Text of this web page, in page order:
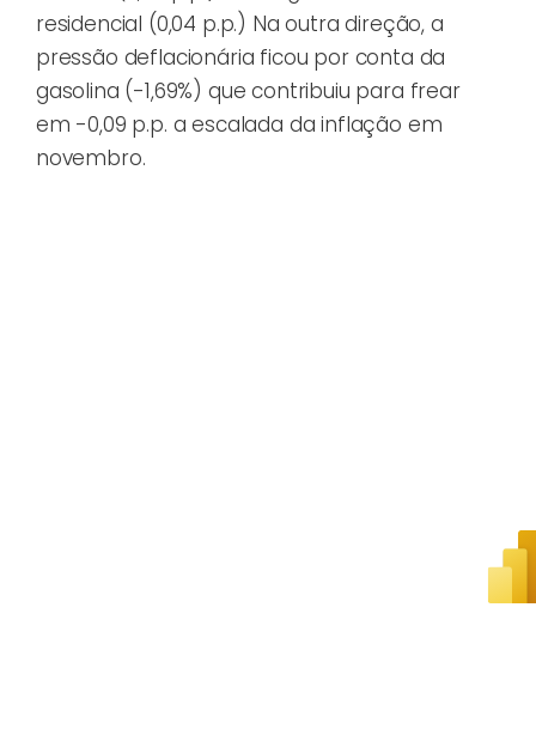
residencial (0,04 p.p.) Na outra direção, a
pressão deflacionária ficou por conta da
gasolina (-1,69%) que contribuiu para frear
em -0,09 p.p. a escalada da inflação em
novembro.